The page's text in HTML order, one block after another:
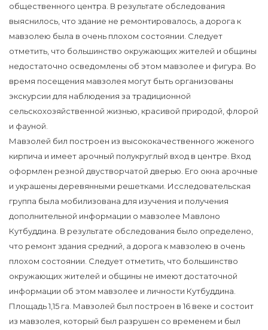
общественного центра. В результате обследования
выяснилось, что здание не ремонтировалось, а дорога к
мавзолею была в очень плохом состоянии. Следует
отметить, что большинство окружающих жителей и общины
недостаточно осведомлены об этом мавзолее и фигура. Во
время посещения мавзолея могут быть организованы
экскурсии для наблюдения за традиционной
сельскохозяйственной жизнью, красивой природой, флорой
и фауной.
Мавзолей бил построен из высококачественного жженого
кирпича и имеет арочный полукруглый вход в центре. Вход
оформлен резной двустворчатой дверью. Его окна арочные
и украшены деревянными решетками. Исследовательская
группа была мобилизована для изучения и получения
дополнительной информации о мавзолее Мавлоно
Кутбуддина. В результате обследования было определено,
что ремонт здания средний, а дорога к мавзолею в очень
плохом состоянии. Следует отметить, что большинство
окружающих жителей и общины не имеют достаточной
информации об этом мавзолее и личности Кутбуддина.
Площадь 1,15 га. Мавзолей был построен в 16 веке и состоит
из мавзолея, который был разрушен со временем и был